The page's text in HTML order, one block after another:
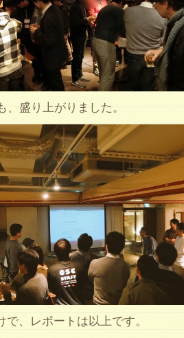
、盛り上がりました。
で、レポートは以上です。